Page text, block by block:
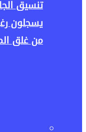
يسجلون
من غلق